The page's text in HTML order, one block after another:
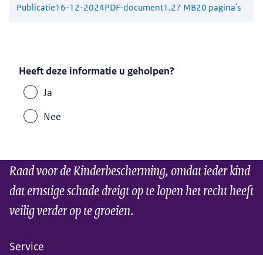
Publicatie16-12-2024PDF-document1.27 MB20 pagina's
Heeft deze informatie u geholpen?
Ja
Nee
Raad voor de Kinderbescherming, omdat ieder kind
dat ernstige schade dreigt op te lopen het recht heeft
veilig verder op te groeien.
Service